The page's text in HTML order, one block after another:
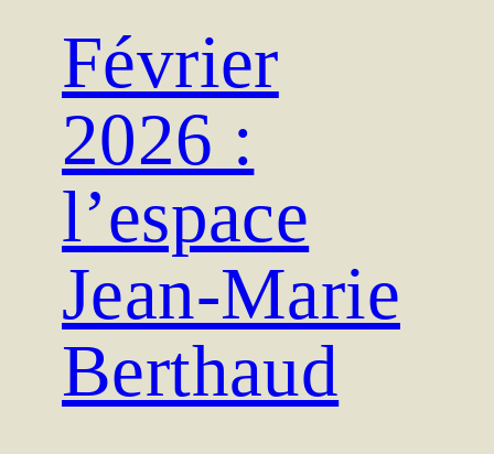
Février
2026 :
l’espace
Jean-Marie
Berthaud